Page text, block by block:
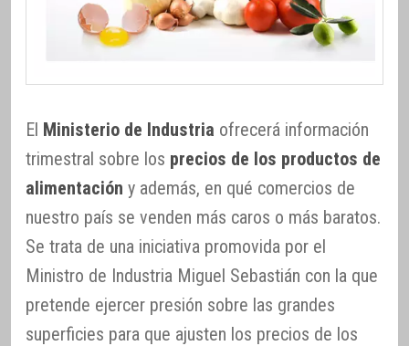
El Ministerio de Industria ofrecerá información
trimestral sobre los precios de los productos de
alimentación y además, en qué comercios de
nuestro país se venden más caros o más baratos.
Se trata de una iniciativa promovida por el
Ministro de Industria Miguel Sebastián con la que
pretende ejercer presión sobre las grandes
superficies para que ajusten los precios de los